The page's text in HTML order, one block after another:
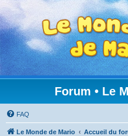
Forum • Le
FAQ
Le Monde de Mario Accueil du